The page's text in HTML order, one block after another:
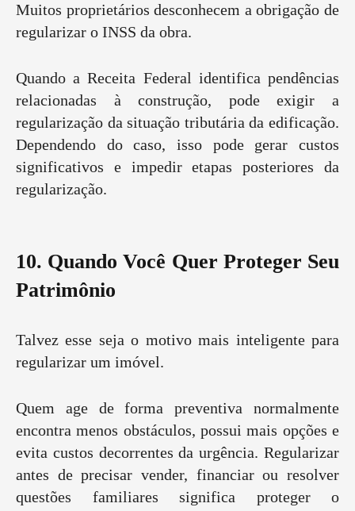
Muitos proprietários desconhecem a obrigação de
regularizar o INSS da obra.
Quando a Receita Federal identifica pendências
relacionadas à construção, pode exigir a
regularização da situação tributária da edificação.
Dependendo do caso, isso pode gerar custos
significativos e impedir etapas posteriores da
regularização.
10. Quando Você Quer Proteger Seu
Patrimônio
Talvez esse seja o motivo mais inteligente para
regularizar um imóvel.
Quem age de forma preventiva normalmente
encontra menos obstáculos, possui mais opções e
evita custos decorrentes da urgência. Regularizar
antes de precisar vender, financiar ou resolver
questões familiares significa proteger o